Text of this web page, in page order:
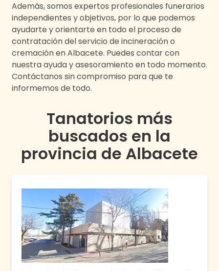
Además, somos expertos profesionales funerarios
independientes y objetivos, por lo que podemos
ayudarte y orientarte en todo el proceso de
contratación del servicio de incineración o
cremación enAlbacete. Puedes contar con
nuestra ayuda y asesoramiento en todo momento.
Contáctanos sin compromiso para que te
informemos de todo.
Tanatorios más
buscados en la
provincia de Albacete